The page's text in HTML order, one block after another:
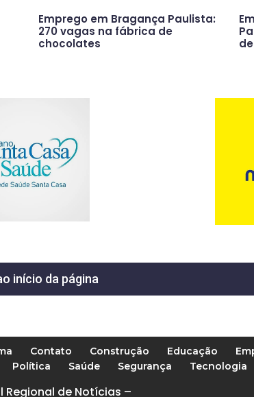
Emprego em Bragança Paulista:
270 vagas na fábrica de
chocolates
início da página
Contato Construção Educação
Política Saúde Segurança Tecnologia
Regional de Notícias –